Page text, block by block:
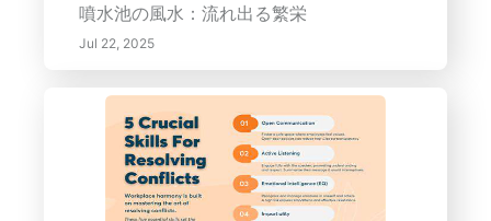
噴水池の風水：流れ出る繁栄
Jul 22, 2025